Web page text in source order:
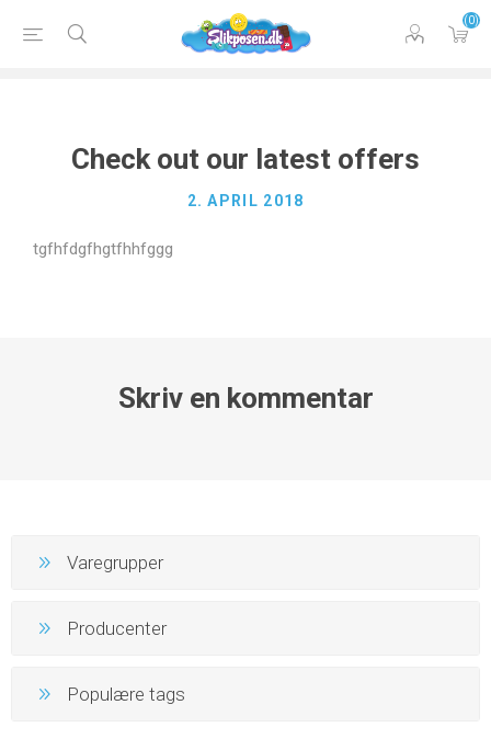
(0)
Check out our latest offers
2. APRIL 2018
tgfhfdgfhgtfhhfggg
Skriv en kommentar
Varegrupper
Producenter
Populære tags